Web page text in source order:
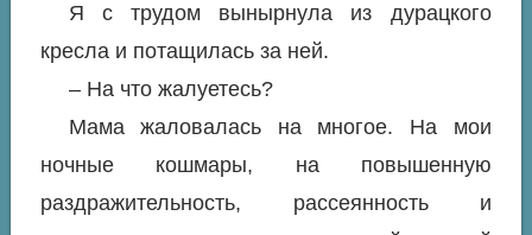
Я с трудом вынырнула из дурацкого
кресла и потащилась за ней.
– На что жалуетесь?
Мама жаловалась на многое. На мои
ночные кошмары, на повышенную
раздражительность, рассеянность и